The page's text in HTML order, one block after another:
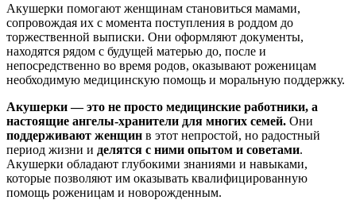
Акушерки помогают женщинам становиться мамами,
сопровождая их с момента поступления в роддом до
торжественной выписки. Они оформляют документы,
находятся рядом с будущей матерью до, после и
непосредственно во время родов, оказывают роженицам
необходимую медицинскую помощь и моральную поддержку.
Акушерки — это не просто медицинские работники, а
настоящие ангелы-хранители для многих семей. Они
поддерживают женщин в этот непростой, но радостный
период жизни и делятся с ними опытом и советами.
Акушерки обладают глубокими знаниями и навыками,
которые позволяют им оказывать квалифицированную
помощь роженицам и новорожденным.